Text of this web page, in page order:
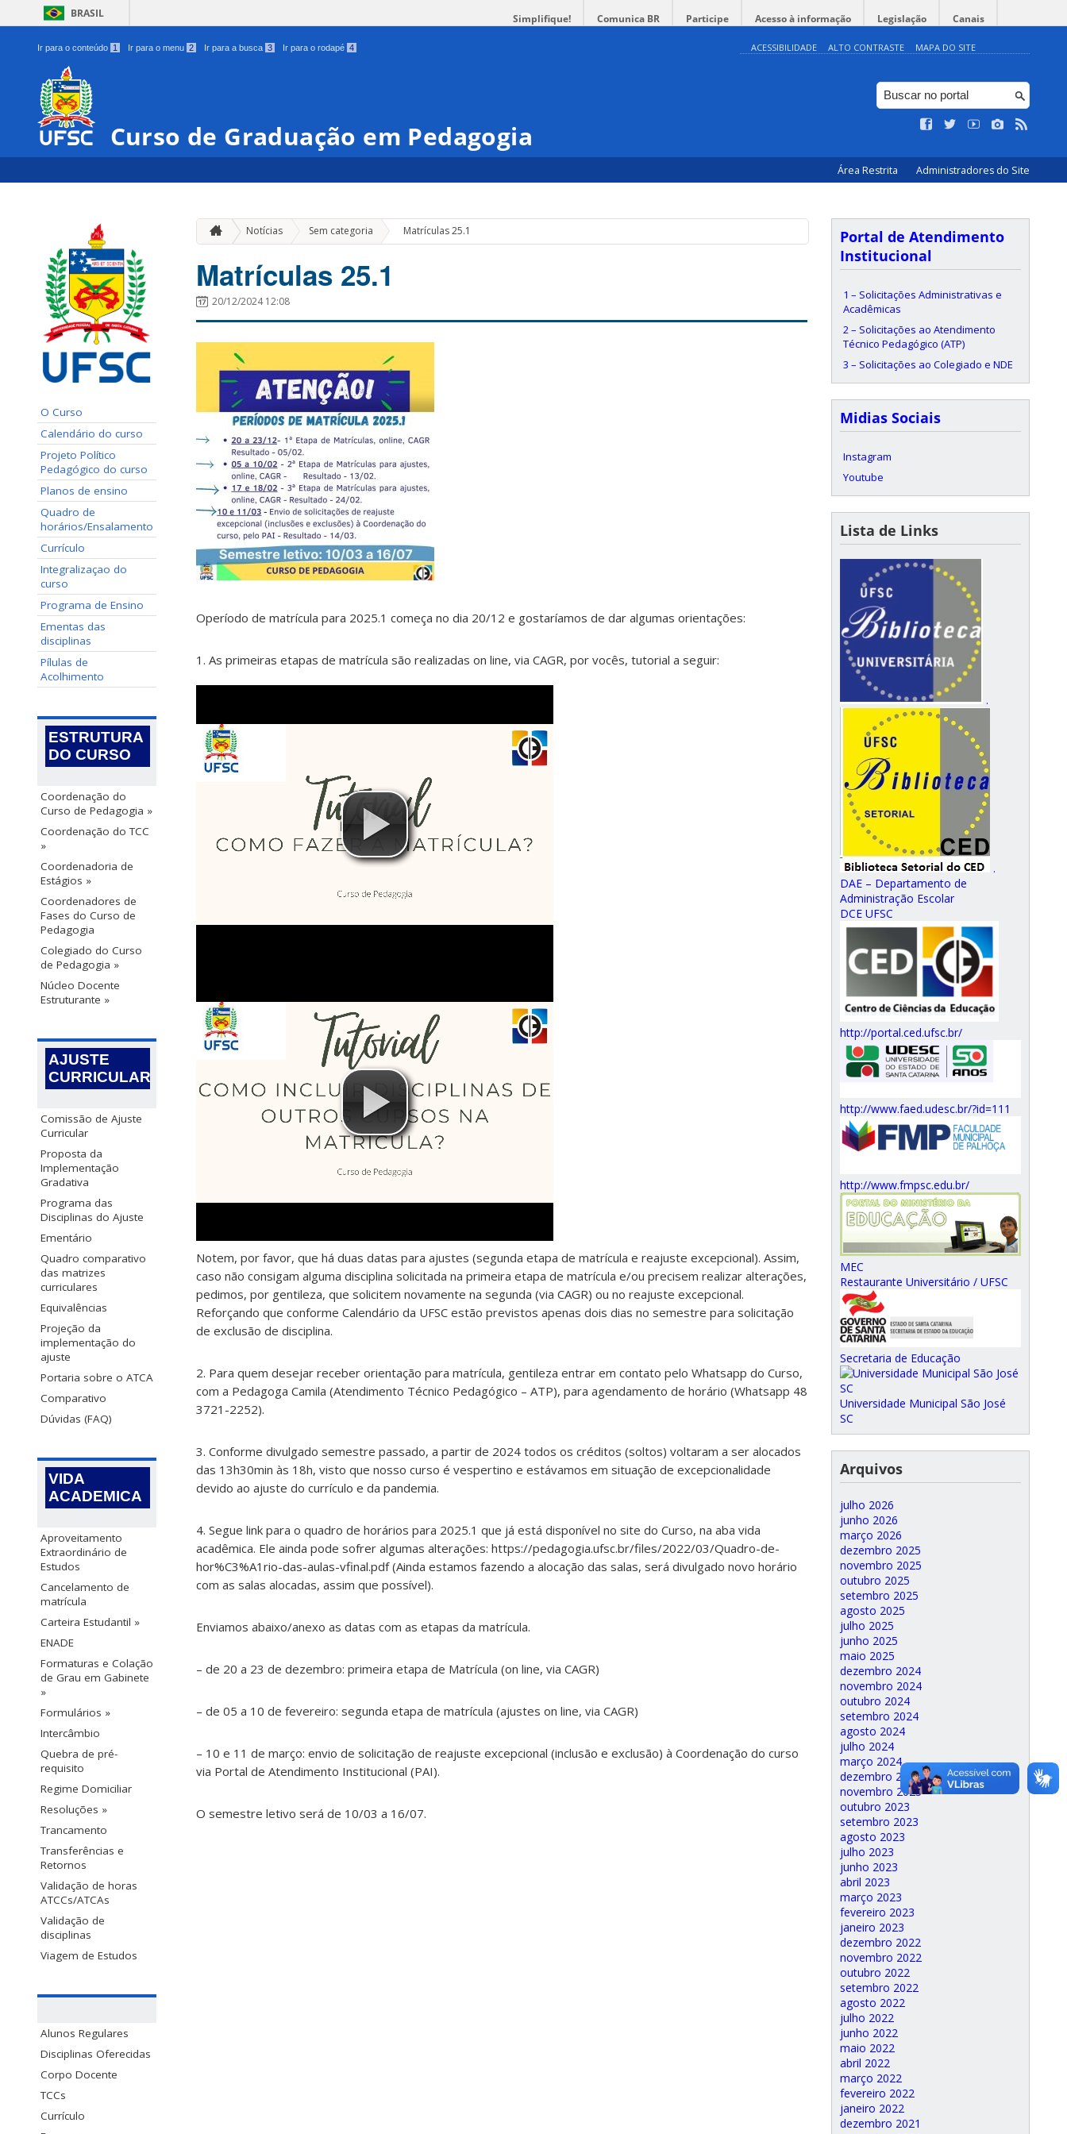
BRASIL Simplifique! Comunica BR Participe Acesso à informação Legislação Canais
Ir para o conteúdo 1 Ir para o menu 2 Ir para a busca 3 Ir para o rodapé 4 ACESSIBILIDADE ALTO CONTRASTE MAPA DO SITE
Curso de Graduação em Pedagogia
Área Restrita Administradores do Site
O Curso
Calendário do curso
Projeto Político
Pedagógico do curso
Planos de ensino
Quadro de
horários/Ensalamento
Currículo
Integralizaçao do
curso
Programa de Ensino
Ementas das
disciplinas
Pílulas de
Acolhimento
ESTRUTURA
DO CURSO
Coordenação do
Curso de Pedagogia »
Coordenação do TCC
»
Coordenadoria de
Estágios »
Coordenadores de
Fases do Curso de
Pedagogia
Colegiado do Curso
de Pedagogia »
Núcleo Docente
Estruturante »
AJUSTE
CURRICULAR
Comissão de Ajuste
Curricular
Proposta da
Implementação
Gradativa
Programa das
Disciplinas do Ajuste
Ementário
Quadro comparativo
das matrizes
curriculares
Equivalências
Projeção da
implementação do
ajuste
Portaria sobre o ATCA
Comparativo
Dúvidas (FAQ)
VIDA
ACADEMICA
Aproveitamento
Extraordinário de
Estudos
Cancelamento de
matrícula
Carteira Estudantil »
ENADE
Formaturas e Colação
de Grau em Gabinete
»
Formulários »
Intercâmbio
Quebra de pré-
requisito
Regime Domiciliar
Resoluções »
Trancamento
Transferências e
Retornos
Validação de horas
ATCCs/ATCAs
Validação de
disciplinas
Viagem de Estudos
Alunos Regulares
Disciplinas Oferecidas
Corpo Docente
TCCs
Currículo
Notícias Sem categoria » Matrículas 25.1
Matrículas 25.1
20/12/2024 12:08
Operíodo de matrícula para 2025.1 começa no dia 20/12 e gostaríamos de dar algumas orientações:
1. As primeiras etapas de matrícula são realizadas on line, via CAGR, por vocês, tutorial a seguir:
Notem, por favor, que há duas datas para ajustes (segunda etapa de matrícula e reajuste excepcional). Assim,
caso não consigam alguma disciplina solicitada na primeira etapa de matrícula e/ou precisem realizar alterações,
pedimos, por gentileza, que solicitem novamente na segunda (via CAGR) ou no reajuste excepcional.
Reforçando que conforme Calendário da UFSC estão previstos apenas dois dias no semestre para solicitação
de exclusão de disciplina.
2. Para quem desejar receber orientação para matrícula, gentileza entrar em contato pelo Whatsapp do Curso,
com a Pedagoga Camila (Atendimento Técnico Pedagógico – ATP), para agendamento de horário (Whatsapp 48
3721-2252).
3. Conforme divulgado semestre passado, a partir de 2024 todos os créditos (soltos) voltaram a ser alocados
das 13h30min às 18h, visto que nosso curso é vespertino e estávamos em situação de excepcionalidade
devido ao ajuste do currículo e da pandemia.
4. Segue link para o quadro de horários para 2025.1 que já está disponível no site do Curso, na aba vida
acadêmica. Ele ainda pode sofrer algumas alterações: https://pedagogia.ufsc.br/files/2022/03/Quadro-de-
hor%C3%A1rio-das-aulas-vfinal.pdf (Ainda estamos fazendo a alocação das salas, será divulgado novo horário
com as salas alocadas, assim que possível).
Enviamos abaixo/anexo as datas com as etapas da matrícula.
– de 20 a 23 de dezembro: primeira etapa de Matrícula (on line, via CAGR)
– de 05 a 10 de fevereiro: segunda etapa de matrícula (ajustes on line, via CAGR)
– 10 e 11 de março: envio de solicitação de reajuste excepcional (inclusão e exclusão) à Coordenação do curso
via Portal de Atendimento Institucional (PAI).
O semestre letivo será de 10/03 a 16/07.
Portal de Atendimento
Institucional
1 – Solicitações Administrativas e
Acadêmicas
2 – Solicitações ao Atendimento
Técnico Pedagógico (ATP)
3 – Solicitações ao Colegiado e NDE
Midias Sociais
Instagram
Youtube
Lista de Links
.
.
DAE – Departamento de
Administração Escolar
DCE UFSC
http://portal.ced.ufsc.br/
http://www.faed.udesc.br/?id=111
http://www.fmpsc.edu.br/
MEC
Restaurante Universitário / UFSC
Secretaria de Educação
Universidade Municipal São José
SC
Arquivos
julho 2026
junho 2026
março 2026
dezembro 2025
novembro 2025
outubro 2025
setembro 2025
agosto 2025
julho 2025
junho 2025
maio 2025
dezembro 2024
novembro 2024
outubro 2024
setembro 2024
agosto 2024
julho 2024
março 2024
dezembro 2023
novembro 2023
outubro 2023
setembro 2023
agosto 2023
julho 2023
junho 2023
abril 2023
março 2023
fevereiro 2023
janeiro 2023
dezembro 2022
novembro 2022
outubro 2022
setembro 2022
agosto 2022
julho 2022
junho 2022
maio 2022
abril 2022
março 2022
fevereiro 2022
janeiro 2022
dezembro 2021